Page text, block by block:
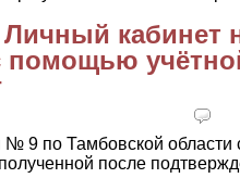
кабинет
по Тамбовской области
после